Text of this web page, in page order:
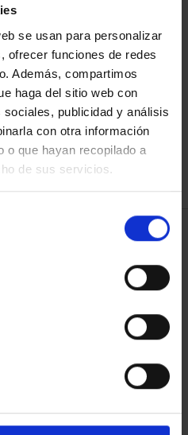
se usan para personalizar
ofrecer funciones de redes
Además, compartimos
haga del sitio web con
publicidad y análisis
con otra información
o que hayan recopilado a
de sus servicios.